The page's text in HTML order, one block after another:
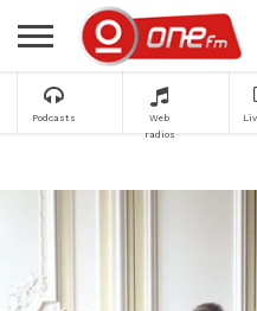
Podcasts
Web
radios